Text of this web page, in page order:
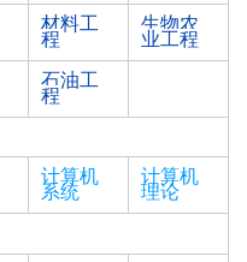
材料工
程
生物农
业工程
石油工
程
计算机
系统
计算机
理论